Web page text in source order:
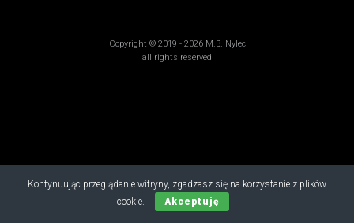
Kontynuując przeglądanie witryny, zgadzasz się na korzystanie z plików
cookie.
Akceptuję
Copyright © 2019 - 2026 M.B. Nylec
all rights reserved